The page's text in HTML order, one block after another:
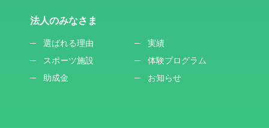
法人のみなさま
選ばれる理由
実績
スポーツ施設
体験プログラム
助成金
お知らせ